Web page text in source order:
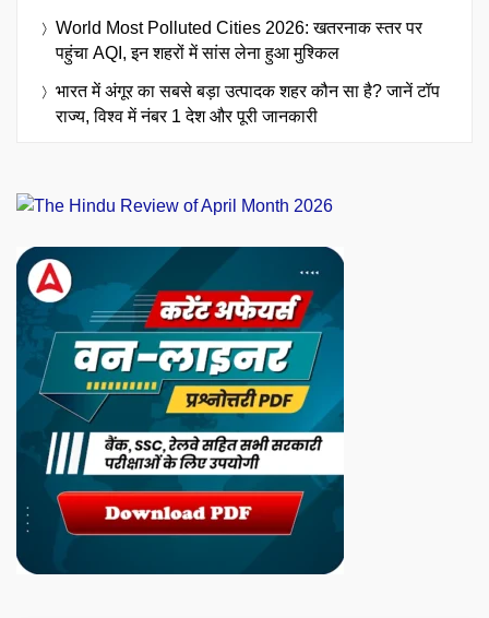
World Most Polluted Cities 2026: खतरनाक स्तर पर
पहुंचा AQI, इन शहरों में सांस लेना हुआ मुश्किल
भारत में अंगूर का सबसे बड़ा उत्पादक शहर कौन सा है? जानें टॉप
राज्य, विश्व में नंबर 1 देश और पूरी जानकारी